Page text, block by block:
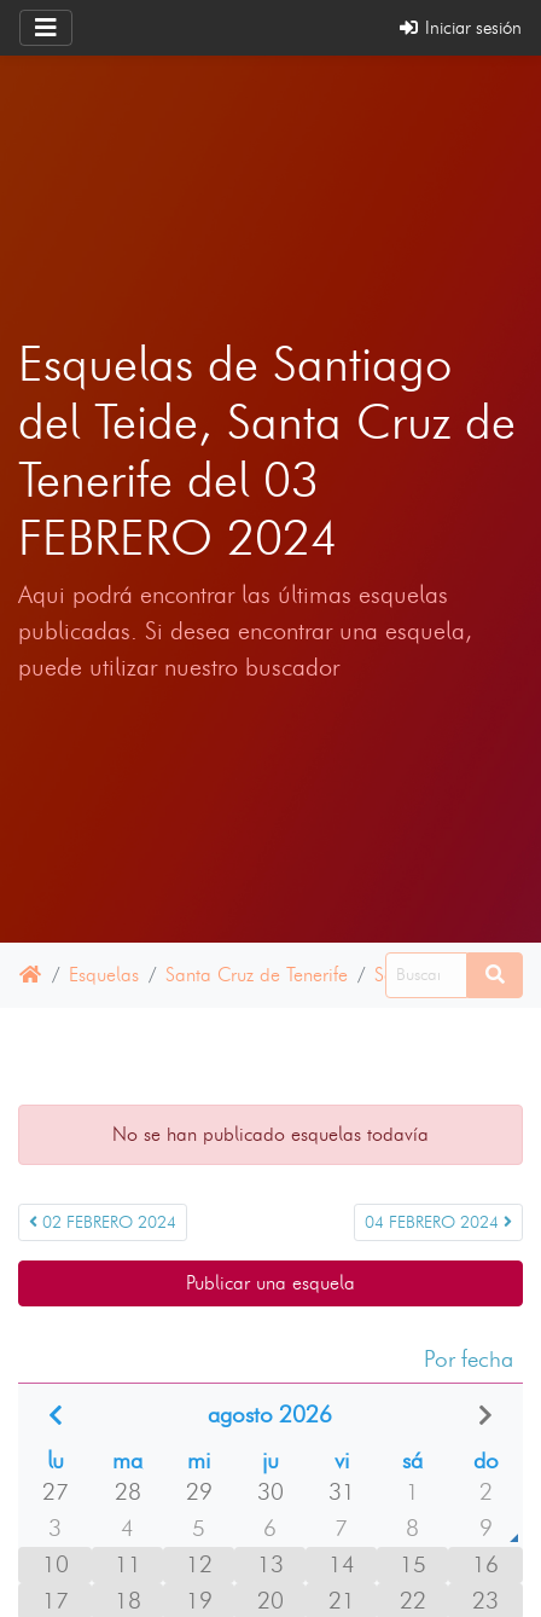
Iniciar sesión
Esquelas de Santiago
del Teide, Santa Cruz de
Tenerife del 03
FEBRERO 2024
Aqui podrá encontrar las últimas esquelas
publicadas. Si desea encontrar una esquela,
puede utilizar nuestro buscador
Esquelas Santa Cruz de Tenerife Santiago del Teide
No se han publicado esquelas todavía
02 FEBRERO 2024 04 FEBRERO 2024
Publicar una esquela
Por fecha
agosto 2026
lu
ma mi ju vi sá
do
27
28 29 30 31 1
2
3
4 5 6 7 8
9
10
11 12 13 14 15
16
17
18 19 20 21 22
23